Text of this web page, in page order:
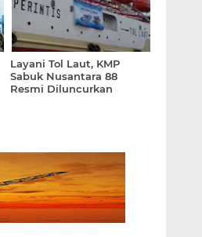
Layani Tol Laut, KMP
Sabuk Nusantara 88
Resmi Diluncurkan